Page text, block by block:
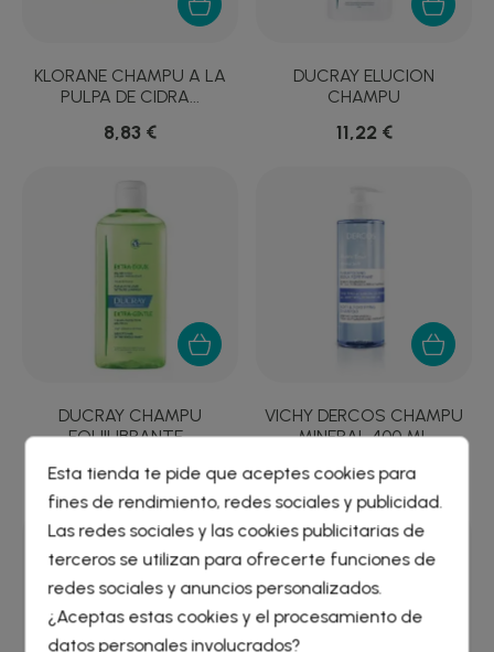
KLORANE CHAMPU A LA
PULPA DE CIDRA...
8,83 €
DUCRAY ELUCION
CHAMPU
11,22 €
DUCRAY CHAMPU
EQUILIBRANTE...
7,93 €
VICHY DERCOS CHAMPU
MINERAL 400 ML
11,18 €
Crear lista de deseos
Nombre de la lista de deseos
Iniciar sesión
Debe iniciar sesión para guardar productos en su lista de
deseos.
Esta tienda te pide que aceptes cookies para
fines de rendimiento, redes sociales y publicidad.
Las redes sociales y las cookies publicitarias de
terceros se utilizan para ofrecerte funciones de
redes sociales y anuncios personalizados.
¿Aceptas estas cookies y el procesamiento de
datos personales involucrados?